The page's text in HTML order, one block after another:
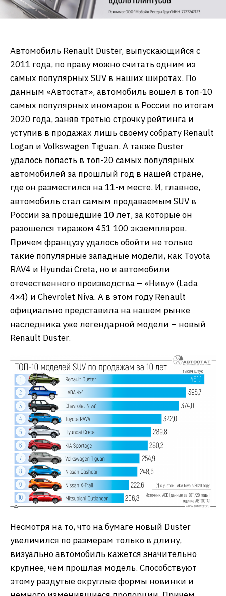
Автомобиль Renault Duster, выпускающийся с
2011 года, по праву можно считать одним из
самых популярных SUV в наших широтах. По
данным «Автостат», автомобиль вошел в топ-10
самых популярных иномарок в России по итогам
2020 года, заняв третью строчку рейтинга и
уступив в продажах лишь своему собрату Renault
Logan и Volkswagen Tiguan. А также Duster
удалось попасть в топ-20 самых популярных
автомобилей за прошлый год в нашей стране,
где он разместился на 11-м месте. И, главное,
автомобиль стал самым продаваемым SUV в
России за прошедшие 10 лет, за которые он
разошелся тиражом 451 100 экземпляров.
Причем французу удалось обойти не только
такие популярные западные модели, как Toyota
RAV4 и Hyundai Creta, но и автомобили
отечественного производства – «Ниву» (Lada
4×4) и Chevrolet Niva. А в этом году Renault
официально представила на нашем рынке
наследника уже легендарной модели – новый
Renault Duster.
Несмотря на то, что на бумаге новый Duster
увеличился по размерам только в длину,
визуально автомобиль кажется значительно
крупнее, чем прошлая модель. Способствуют
этому раздутые округлые формы новинки и